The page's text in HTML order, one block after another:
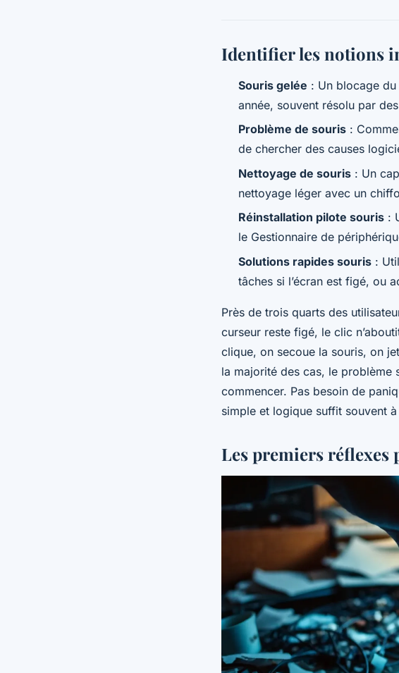
Identifier les notions
Souris gelée : Un blocage
année, souvent résolu par
Problème de souris :
de chercher des causes
Nettoyage de souris : Un
nettoyage léger avec un
Réinstallation pilote souris :
le Gestionnaire de
Solutions rapides souris :
tâches si l’écran est figé, ou
Près de trois quarts des
curseur reste figé, le clic
clique, on secoue la souris, on
la majorité des cas, le problème
commencer. Pas besoin de
simple et logique suffit souvent
Les premiers